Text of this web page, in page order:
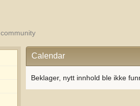
Calendar
Beklager, nytt innhold ble ikke